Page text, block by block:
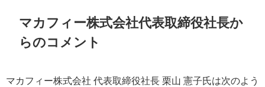
マカフィー株式会社代表取締役社長か
らのコメント
マカフィー株式会社 代表取締役社長 栗山 憲子氏は次のよう